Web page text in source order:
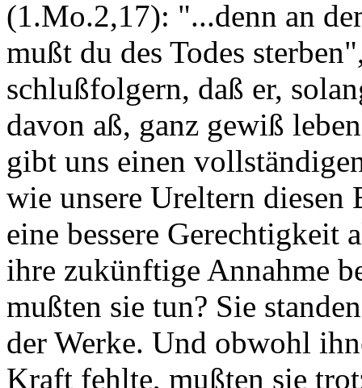
(1.Mo.2,17): "...denn an
mußt du des Todes
schlußfolgern, daß er,
davon aß, ganz gewiß
gibt uns einen
wie unsere Ureltern diesen
eine bessere Gerechtigkeit
ihre zukünftige Annahme
mußten sie tun? Sie
der Werke. Und obwohl
Kraft fehlte, mußten sie